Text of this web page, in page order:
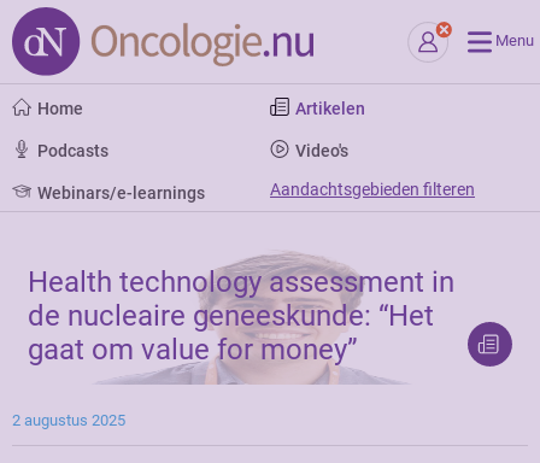
Menu
Home Artikelen
Podcasts Video's
Webinars/e-learnings Aandachtsgebieden filteren
Health technology assessment in
de nucleaire geneeskunde: “Het
gaat om value for money”
2 augustus 2025